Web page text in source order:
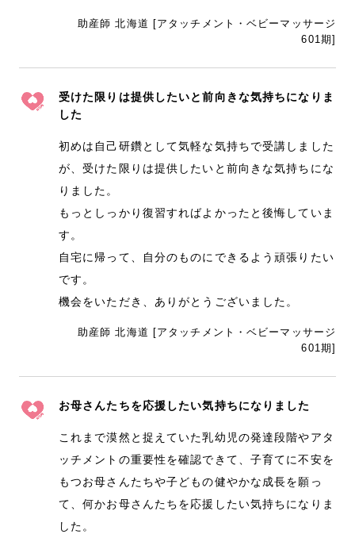
助産師 北海道 [アタッチメント・ベビーマッサージ
601期]
受けた限りは提供したいと前向きな気持ちになりま
した
初めは自己研鑽として気軽な気持ちで受講しました
が、受けた限りは提供したいと前向きな気持ちにな
りました。
もっとしっかり復習すればよかったと後悔していま
す。
自宅に帰って、自分のものにできるよう頑張りたい
です。
機会をいただき、ありがとうございました。
助産師 北海道 [アタッチメント・ベビーマッサージ
601期]
お母さんたちを応援したい気持ちになりました
これまで漠然と捉えていた乳幼児の発達段階やアタ
ッチメントの重要性を確認できて、子育てに不安を
もつお母さんたちや子どもの健やかな成長を願っ
て、何かお母さんたちを応援したい気持ちになりま
した。